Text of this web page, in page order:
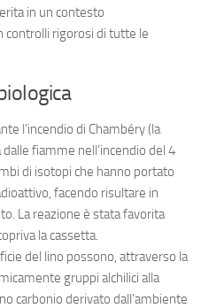
in un contesto
controlli rigorosi di tutte le
l’incendio di Chambéry (la
fiamme nell’incendio del 4
di isotopi che hanno portato
facendo risultare in
La reazione è stata favorita
la cassetta.
del lino possono, attraverso la
gruppi alchilici alla
carbonio derivato dall’ambiente